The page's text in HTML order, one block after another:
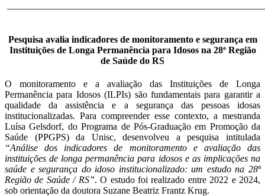
Pesquisa avalia indicadores de monitoramento e segurança em
Instituições de Longa Permanência para Idosos na 28ª Região
de Saúde do RS
O monitoramento e a avaliação das Instituições de Longa
Permanência para Idosos (ILPIs) são fundamentais para garantir a
qualidade da assistência e a segurança das pessoas idosas
institucionalizadas. Para compreender esse contexto, a mestranda
Luísa Gelsdorf, do Programa de Pós-Graduação em Promoção da
Saúde (PPGPS) da Unisc, desenvolveu a pesquisa intitulada
“Análise dos indicadores de monitoramento e avaliação das
instituições de longa permanência para idosos e as implicações na
saúde e segurança do idoso institucionalizado: um estudo na 28ª
Região de Saúde / RS”. O estudo foi realizado entre 2022 e 2024,
sob orientação da doutora Suzane Beatriz Frantz Krug.